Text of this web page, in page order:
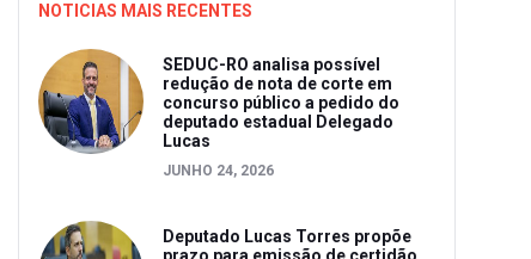
NOTICIAS MAIS RECENTES
SEDUC-RO analisa possível
redução de nota de corte em
concurso público a pedido do
deputado estadual Delegado
Lucas
JUNHO 24, 2026
Deputado Lucas Torres propõe